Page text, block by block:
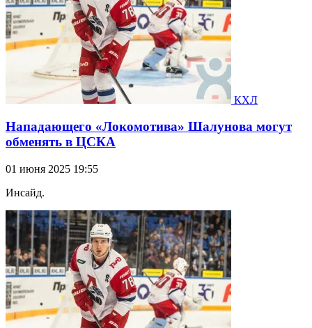
КХЛ
Нападающего «Локомотива» Шалунова могут
обменять в ЦСКА
01 июня 2025 19:55
Инсайд.